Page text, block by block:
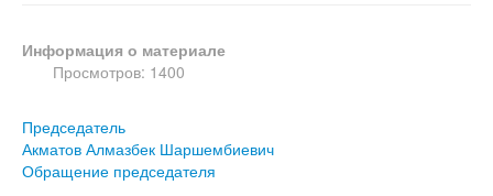
Информация о материале
Просмотров: 1400
Председатель
Акматов Алмазбек Шаршембиевич
Обращение председателя